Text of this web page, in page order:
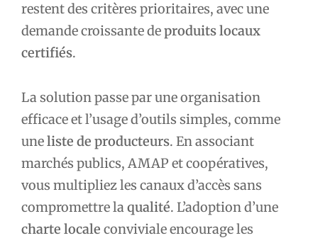
restent des critères prioritaires, avec une
demande croissante deproduits locaux
certifiés.
La solution passe par une organisation
efficace et l’usage d’outils simples, comme
uneliste de producteurs. En associant
marchés publics, AMAP et coopératives,
vous multipliez les canaux d’accès sans
compromettre laqualité. L’adoption d’une
charte locale conviviale encourage les